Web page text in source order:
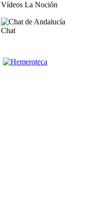
Vídeos La Noción
Chat